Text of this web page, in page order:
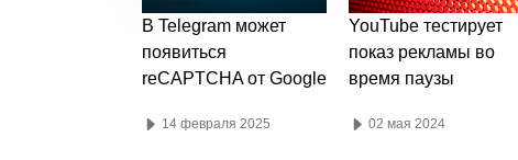
В Telegram может
появиться
reCAPTCHA от Google
14 февраля 2025
YouTube тестирует
показ рекламы во
время паузы
02 мая 2024